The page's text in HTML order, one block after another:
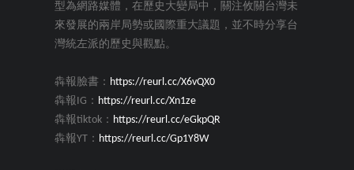
型為網路媒體，在歷史大變局中，關注攸關台灣未
來發展的兩岸局勢或國際重大議題，並不時分享台
灣統左派的歷史與觀點。
犇報臉書： https://reurl.cc/X6vQX0
犇報IG： https://reurl.cc/Xn1ze
犇報tiktok： https://reurl.cc/eGkpQR
犇報YT： https://reurl.cc/Gp1Y8W